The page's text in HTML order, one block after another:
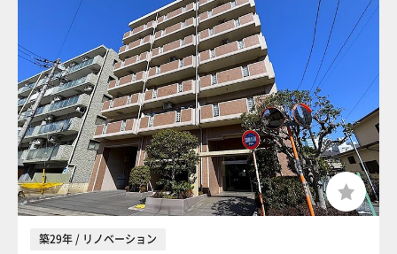
築29年 / リノベーション